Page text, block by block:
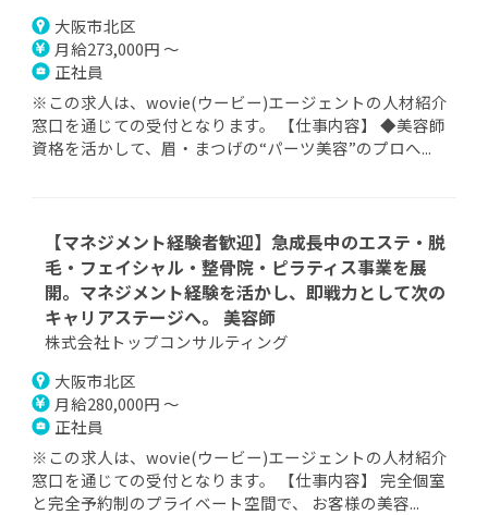
大阪市北区
月給273,000円 ～
正社員
※この求人は、wovie(ウービー)エージェントの人材紹介
窓口を通じての受付となります。 【仕事内容】 ◆美容師
資格を活かして、眉・まつげの“パーツ美容”のプロへ...
【マネジメント経験者歓迎】急成長中のエステ・脱
毛・フェイシャル・整骨院・ピラティス事業を展
開。マネジメント経験を活かし、即戦力として次の
キャリアステージへ。 美容師
株式会社トップコンサルティング
大阪市北区
月給280,000円 ～
正社員
※この求人は、wovie(ウービー)エージェントの人材紹介
窓口を通じての受付となります。 【仕事内容】 完全個室
と完全予約制のプライベート空間で、 お客様の美容...